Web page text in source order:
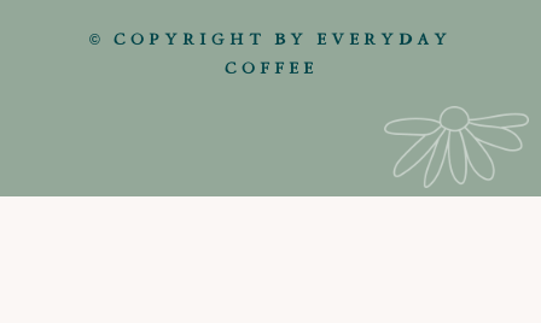
© COPYRIGHT BY EVERYDAY
COFFEE